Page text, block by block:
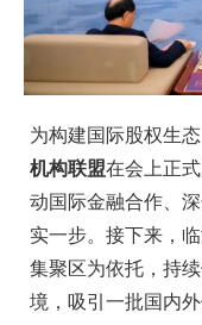
为构建国际股权生态
机构联盟在会上正
动国际金融合作、
实一步。接下来，
集聚区为依托，持
境，吸引一批国内